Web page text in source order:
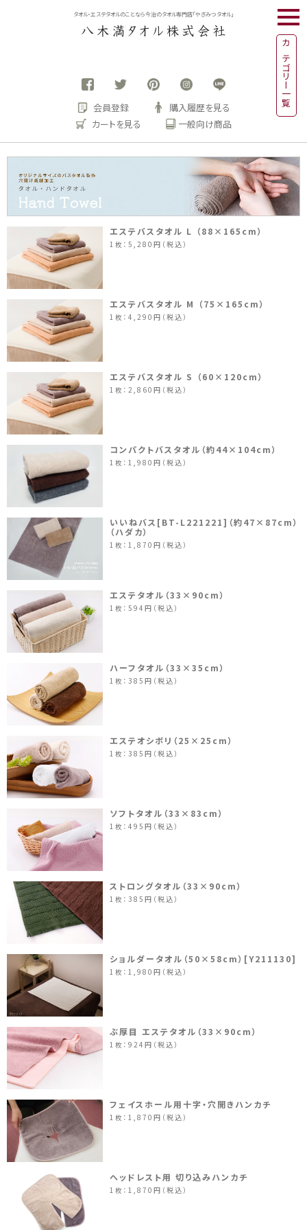
タオル・エステタオルのことなら今治のタオル専門店「やぎみつタオル」
会員登録
購入履歴を見る
カートを見る
一般向け商品
カテゴリー一覧
エステバスタオル L （88×165cm）
1枚：5,280円（税込）
エステバスタオル M （75×165cm）
1枚：4,290円（税込）
エステバスタオル S （60×120cm）
1枚：2,860円（税込）
コンパクトバスタオル（約44×104cm）
1枚：1,980円（税込）
いいねバス[BT-L221221]（約47×87cm）
（ハダカ）
1枚：1,870円（税込）
エステタオル（33×90cm）
1枚：594円（税込）
ハーフタオル（33×35cm）
1枚：385円（税込）
エステオシボリ（25×25cm）
1枚：385円（税込）
ソフトタオル（33×83cm）
1枚：495円（税込）
ストロングタオル（33×90cm）
1枚：385円（税込）
ショルダータオル（50×58cm）[Y211130]
1枚：1,980円（税込）
ぶ厚目 エステタオル（33×90cm）
1枚：924円（税込）
フェイスホール用十字・穴開きハンカチ
1枚：1,870円（税込）
ヘッドレスト用 切り込みハンカチ
1枚：1,870円（税込）